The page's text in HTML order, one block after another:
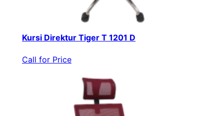
Kursi Direktur Tiger T 1201 D
Call for Price